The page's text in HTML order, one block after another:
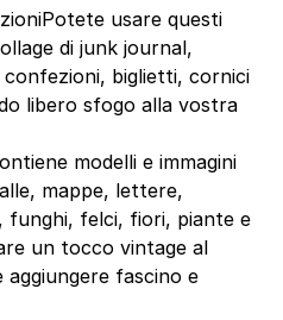
usare questi
di junk journal,
biglietti, cornici
libero sfogo alla vostra
modelli e immagini
mappe, lettere,
funghi, felci, fiori, piante e
un tocco vintage al
fascino e